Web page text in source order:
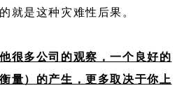
就是这种灾难性后果。
很多公司的观察，一个良好的
量）的产生，更多取决于你上